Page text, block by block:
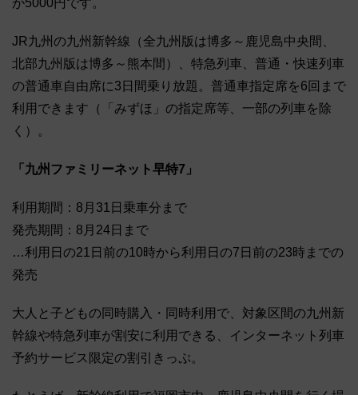
が5000円です。
JR九州の九州新幹線（全九州版は博多～鹿児島中央間、
北部九州版は博多～熊本間）、特急列車、普通・快速列車
の普通車自由席に3日間乗り放題。普通車指定席を6回まで
利用できます（「みずほ」の指定席等、一部の列車を除
く）。
「九州ファミリーネット早特7」
利用期間：8月31日乗車分まで
発売期間：8月24日まで
…利用日の21日前の10時から利用日の7日前の23時までの
発売
大人と子どもの同時購入・同時利用で、対象区間の九州新
幹線や特急列車が割安に利用できる、インターネット列車
予約サービス限定の割引きっぷ。